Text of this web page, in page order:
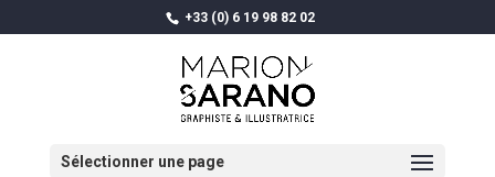
+33 (0) 6 19 98 82 02
Sélectionner une page